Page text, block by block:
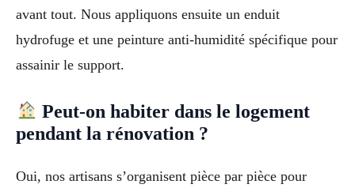
avant tout. Nous appliquons ensuite un enduit
hydrofuge et une peinture anti-humidité spécifique pour
assainir le support.
Peut-on habiter dans le logement
pendant la rénovation ?
Oui, nos artisans s’organisent pièce par pièce pour